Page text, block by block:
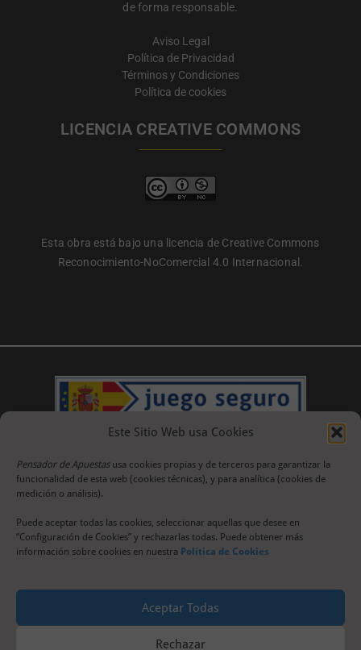
Este Sitio Web usa Cookies
Pensador de Apuestas usa cookies propias y de terceros para garantizar la
funcionalidad de esta web (cookies técnicas), y para analítica (cookies de
medición o análisis).
Puede aceptar todas las cookies, seleccionar aquellas que desee en
“Configuración de Cookies” y rechazarlas todas. Puede obtener más
información sobre cookies en nuestra Política de Cookies
Aceptar Todas
Rechazar
de forma responsable.
Aviso Legal
Política de Privacidad
Términos y Condiciones
Política de cookies
LICENCIA CREATIVE COMMONS
Esta obra está bajo una licencia de Creative Commons
Reconocimiento-NoComercial 4.0 Internacional.